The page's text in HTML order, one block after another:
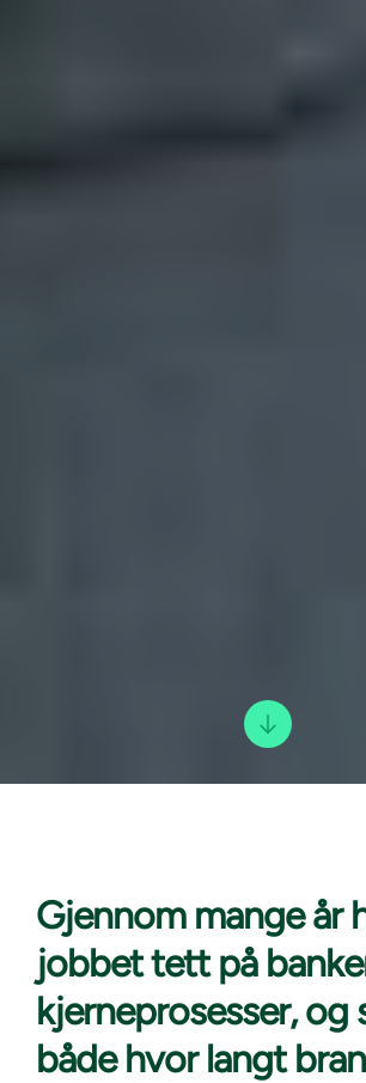
Gjennom mange år
jobbet tett på
kjerneprosesser, og
både hvor langt